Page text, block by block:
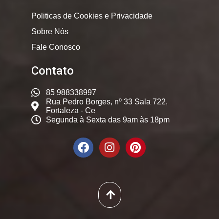
Politicas de Cookies e Privacidade
Sobre Nós
Fale Conosco
Contato
85 988338997
Rua Pedro Borges, nº 33 Sala 722,
Fortaleza - Ce
Segunda à Sexta das 9am às 18pm